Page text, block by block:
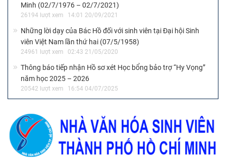
Minh (02/7/1976 – 02/7/2021)
26194 lượt xem 14:01 20/09/2021
Những lời dạy của Bác Hồ đối với sinh viên tại Đại hội Sinh
viên Việt Nam lần thứ hai (07/5/1958)
24961 lượt xem 02:43 21/05/2020
Thông báo tiếp nhận Hồ sơ xét Học bổng bảo trợ “Hy Vọng”
năm học 2025 – 2026
20542 lượt xem 16:54 04/07/2025